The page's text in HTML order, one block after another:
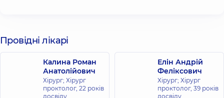
Провідні лікарі
Калина Роман
Анатолійович
Хірург; Хірург
проктолог, 22 років
досвіду
Елін Андрій
Феліксович
Хірург; Хірург
проктолог, 39 років
досвіду